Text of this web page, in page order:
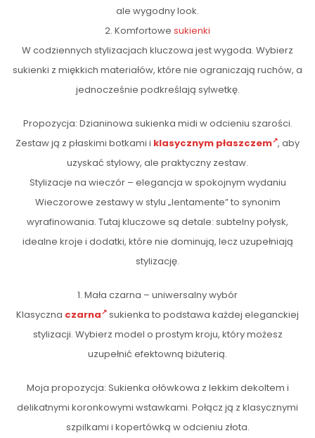
ale wygodny look.
2. Komfortowe sukienki
W codziennych stylizacjach kluczowa jest wygoda. Wybierz
sukienki z miękkich materiałów, które nie ograniczają ruchów, a
jednocześnie podkreślają sylwetkę.
Propozycja: Dzianinowa sukienka midi w odcieniu szarości.
Zestaw ją z płaskimi botkami i klasycznym płaszczem , aby
uzyskać stylowy, ale praktyczny zestaw.
Stylizacje na wieczór – elegancja w spokojnym wydaniu
Wieczorowe zestawy w stylu „lentamente” to synonim
wyrafinowania. Tutaj kluczowe są detale: subtelny połysk,
idealne kroje i dodatki, które nie dominują, lecz uzupełniają
stylizację.
1. Mała czarna – uniwersalny wybór
Klasyczna czarna
sukienka to podstawa każdej eleganckiej
stylizacji. Wybierz model o prostym kroju, który możesz
uzupełnić efektowną biżuterią.
Moja propozycja: Sukienka ołówkowa z lekkim dekoltem i
delikatnymi koronkowymi wstawkami. Połącz ją z klasycznymi
szpilkami i kopertówką w odcieniu złota.